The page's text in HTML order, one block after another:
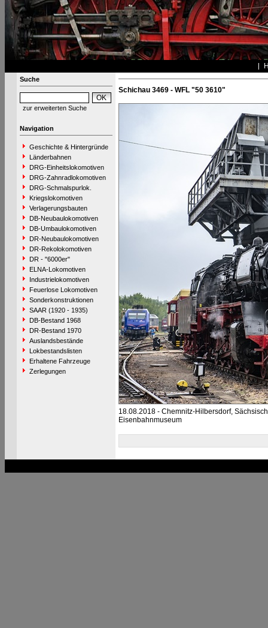
Suche
zur erweiterten Suche
Navigation
Geschichte & Hintergründe
Länderbahnen
DRG-Einheitslokomotiven
DRG-Zahnradlokomotiven
DRG-Schmalspurlok.
Kriegslokomotiven
Verlagerungsbauten
DB-Neubaulokomotiven
DB-Umbaulokomotiven
DR-Neubaulokomotiven
DR-Rekolokomotiven
DR - "6000er"
ELNA-Lokomotiven
Industrielokomotiven
Feuerlose Lokomotiven
Sonderkonstruktionen
SAAR (1920 - 1935)
DB-Bestand 1968
DR-Bestand 1970
Auslandsbestände
Lokbestandslisten
Erhaltene Fahrzeuge
Zerlegungen
Schichau 3469 - WFL "50 3610"
18.08.2018 - Chemnitz-Hilbersdorf,
Eisenbahnmuseum